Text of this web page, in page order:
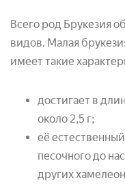
Всего род Брукезия
видов. Малая
имеет такие
достигает в
около 2,5 г;
её
песочного до
других